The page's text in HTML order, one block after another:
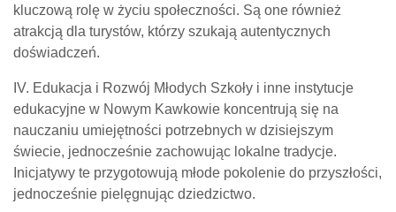
kluczową rolę w życiu społeczności. Są one również
atrakcją dla turystów, którzy szukają autentycznych
doświadczeń.
IV. Edukacja i Rozwój Młodych Szkoły i inne instytucje
edukacyjne w Nowym Kawkowie koncentrują się na
nauczaniu umiejętności potrzebnych w dzisiejszym
świecie, jednocześnie zachowując lokalne tradycje.
Inicjatywy te przygotowują młode pokolenie do przyszłości,
jednocześnie pielęgnując dziedzictwo.